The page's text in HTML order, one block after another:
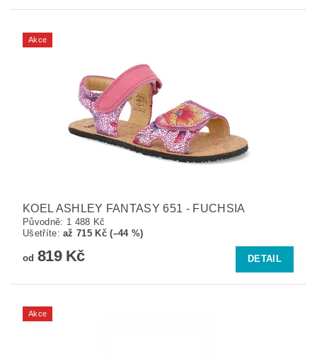
Akce
KOEL ASHLEY FANTASY 651 - FUCHSIA
Původně: 1 488 Kč
Ušetříte:až 715 Kč (–44 %)
od 819 Kč DETAIL
Akce